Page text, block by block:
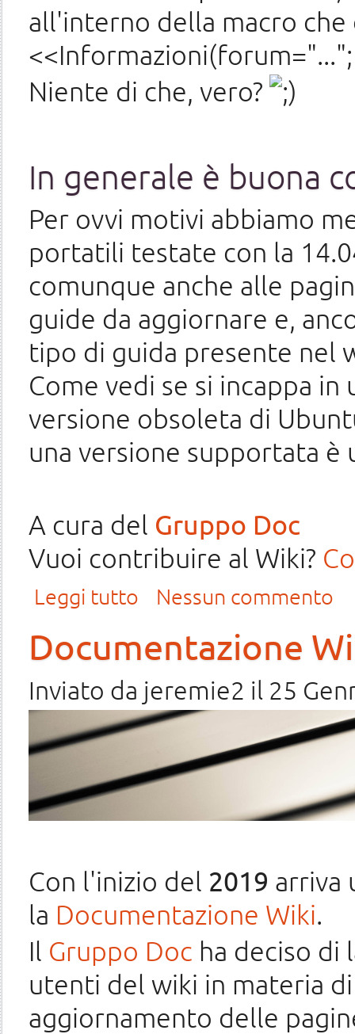
all'interno della macro che
Niente di che, vero?
In generale è buona
Per ovvi motivi abbiamo
portatili testate con la
comunque anche alle
guide da aggiornare e,
tipo di guida presente nel
Come vedi se si incappa
versione obsoleta di
una versione supportata
A cura del Gruppo Doc
Vuoi contribuire al Wiki?
Leggi tutto Nessun commento
Documentazione
Inviato da jeremie2 il 25
Con l'inizio del 2019 arriva
la Documentazione Wiki.
Il Gruppo Doc ha deciso di
utenti del wiki in materia
aggiornamento delle